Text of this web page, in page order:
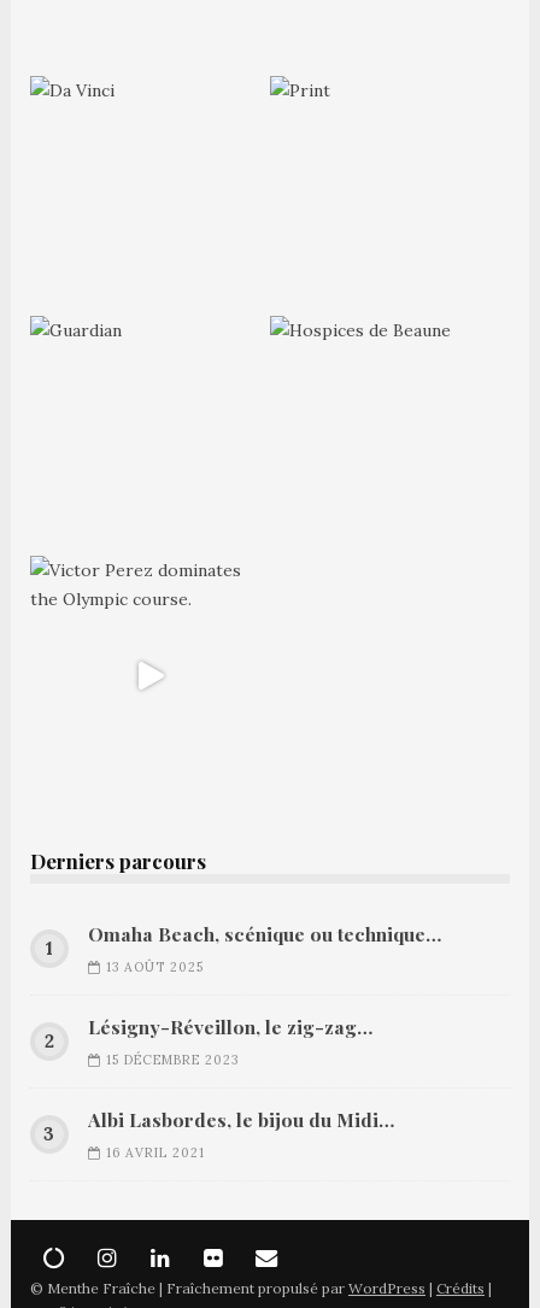
Derniers parcours
Omaha Beach, scénique ou technique…
13 AOÛT 2025
Lésigny-Réveillon, le zig-zag…
15 DÉCEMBRE 2023
Albi Lasbordes, le bijou du Midi…
16 AVRIL 2021
© Menthe Fraîche | Fraîchement propulsé par WordPress | Crédits |